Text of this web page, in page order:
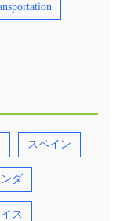
スペイン
ダ
ス